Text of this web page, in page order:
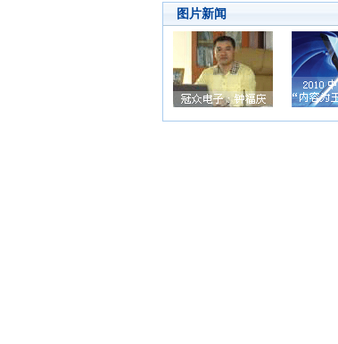
图片新闻